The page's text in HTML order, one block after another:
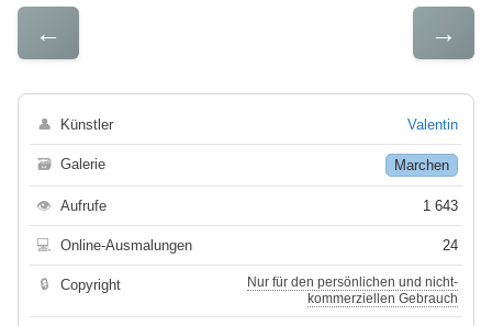
← →
👤 Künstler Valentin
🗃 Galerie Marchen
👁 Aufrufe 1 643
💻 Online-Ausmalungen 24
🔒 Copyright
Nur für den persönlichen und nicht-
kommerziellen Gebrauch